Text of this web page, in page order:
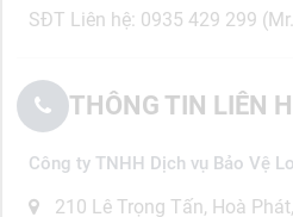
SĐT Liên hệ: 0935 429 299
THÔNG TIN LIÊN
Công ty TNHH Dịch vụ Bảo Vệ
210 Lê Trọng Tấn, Hoà